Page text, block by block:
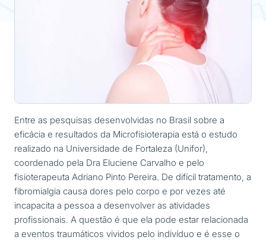
Entre as pesquisas desenvolvidas no Brasil sobre a
eficácia e resultados da Microfisioterapia está o estudo
realizado na Universidade de Fortaleza (Unifor),
coordenado pela Dra Eluciene Carvalho e pelo
fisioterapeuta Adriano Pinto Pereira. De difícil tratamento, a
fibromialgia causa dores pelo corpo e por vezes até
incapacita a pessoa a desenvolver as atividades
profissionais. A questão é que ela pode estar relacionada
a eventos traumáticos vividos pelo indivíduo e é esse o